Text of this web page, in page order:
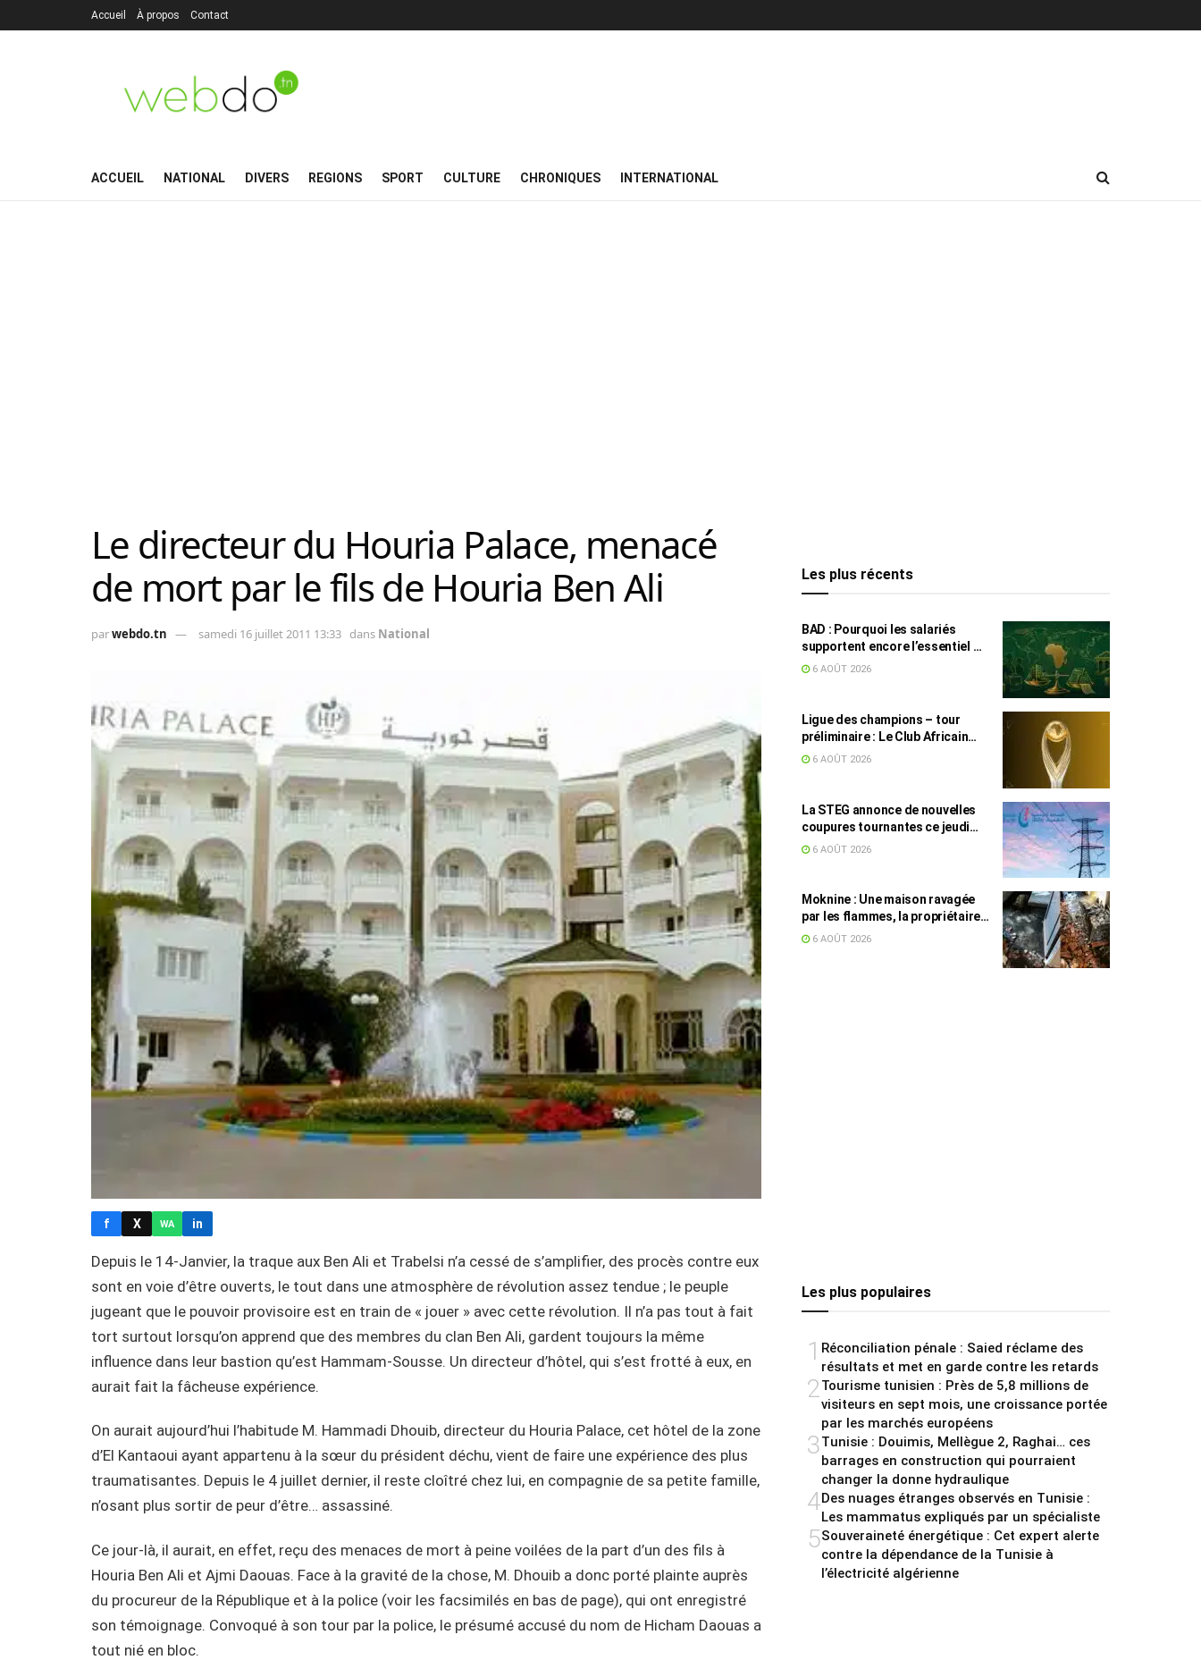
Accueil À propos Contact
ACCUEIL NATIONAL DIVERS REGIONS SPORT CULTURE CHRONIQUES INTERNATIONAL
Le directeur du Houria Palace, menacé
de mort par le fils de Houria Ben Ali
parwebdo.tn samedi 16 juillet 2011 13:33 dans National
f X WA in
Depuis le 14-Janvier, la traque aux Ben Ali et Trabelsi n’a cessé de s’amplifier, des procès contre eux
sont en voie d’être ouverts, le tout dans une atmosphère de révolution assez tendue ; le peuple
jugeant que le pouvoir provisoire est en train de « jouer » avec cette révolution. Il n’a pas tout à fait
tort surtout lorsqu’on apprend que des membres du clan Ben Ali, gardent toujours la même
influence dans leur bastion qu’est Hammam-Sousse. Un directeur d’hôtel, qui s’est frotté à eux, en
aurait fait la fâcheuse expérience.
On aurait aujourd’hui l’habitude M. Hammadi Dhouib, directeur du Houria Palace, cet hôtel de la zone
d’El Kantaoui ayant appartenu à la sœur du président déchu, vient de faire une expérience des plus
traumatisantes. Depuis le 4 juillet dernier, il reste cloîtré chez lui, en compagnie de sa petite famille,
n’osant plus sortir de peur d’être… assassiné.
Ce jour-là, il aurait, en effet, reçu des menaces de mort à peine voilées de la part d’un des fils à
Houria Ben Ali et Ajmi Daouas. Face à la gravité de la chose, M. Dhouib a donc porté plainte auprès
du procureur de la République et à la police (voir les facsimilés en bas de page), qui ont enregistré
son témoignage. Convoqué à son tour par la police, le présumé accusé du nom de Hicham Daouas a
tout nié en bloc.
Les plus récents
BAD : Pourquoi les salariés
supportent encore l’essentiel de
l’effort fiscal en Tunisie
6 AOÛT 2026
Ligue des champions – tour
préliminaire : Le Club Africain
face au Djoliba AC
6 AOÛT 2026
La STEG annonce de nouvelles
coupures tournantes ce jeudi
dans plusieurs régions
6 AOÛT 2026
Moknine : Une maison ravagée
par les flammes, la propriétaire
accuse la STEG et la SONEDE
6 AOÛT 2026
Les plus populaires
1 Réconciliation pénale : Saied réclame des
résultats et met en garde contre les retards
2Tourisme tunisien : Près de 5,8 millions de
visiteurs en sept mois, une croissance portée
par les marchés européens
3Tunisie : Douimis, Mellègue 2, Raghai… ces
barrages en construction qui pourraient
changer la donne hydraulique
4Des nuages étranges observés en Tunisie :
Les mammatus expliqués par un spécialiste
5Souveraineté énergétique : Cet expert alerte
contre la dépendance de la Tunisie à
l’électricité algérienne